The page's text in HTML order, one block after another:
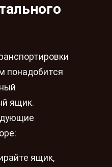
понадобится
ящик.
ящик,